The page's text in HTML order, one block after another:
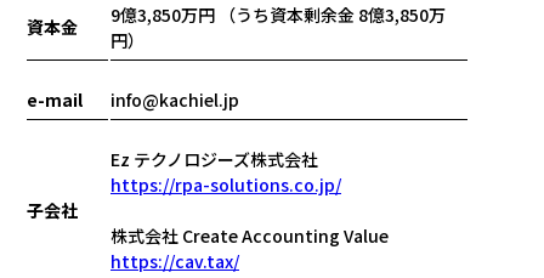
資本金
9億3,850万円 （うち資本剰余金 8億3,850万
円）
e-mail info@kachiel.jp
子会社
Ez テクノロジーズ株式会社
https://rpa-solutions.co.jp/
株式会社 Create Accounting Value
https://cav.tax/